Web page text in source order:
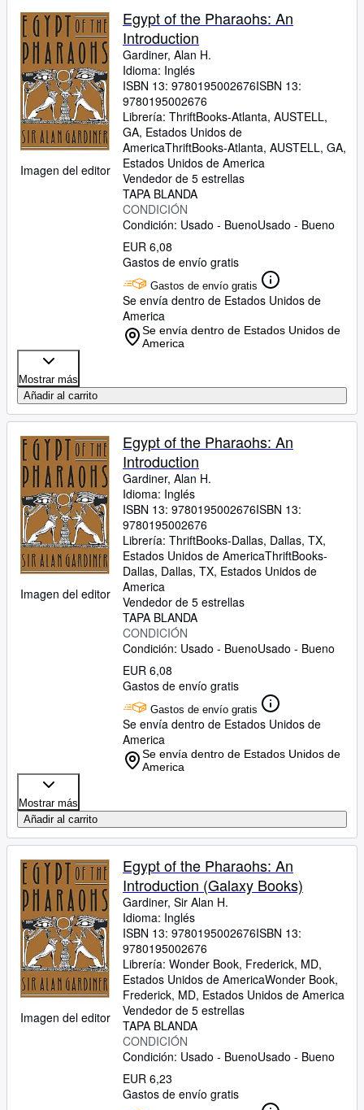
Imagen del editor
Egypt of the Pharaohs: An
Introduction
Gardiner, Alan H.
Idioma: Inglés
ISBN 13: 9780195002676ISBN 13:
9780195002676
Librería: ThriftBooks-Atlanta, AUSTELL,
GA, Estados Unidos de
AmericaThriftBooks-Atlanta, AUSTELL, GA,
Estados Unidos de America
Vendedor de 5 estrellas
TAPA BLANDA
CONDICIÓN
Condición: Usado - BuenoUsado - Bueno
EUR 6,08
Gastos de envío gratis
Gastos de envío gratis
Se envía dentro de Estados Unidos de
America
Se envía dentro de Estados Unidos de
America
Mostrar más
Añadir al carrito
Imagen del editor
Egypt of the Pharaohs: An
Introduction
Gardiner, Alan H.
Idioma: Inglés
ISBN 13: 9780195002676ISBN 13:
9780195002676
Librería: ThriftBooks-Dallas, Dallas, TX,
Estados Unidos de AmericaThriftBooks-
Dallas, Dallas, TX, Estados Unidos de
America
Vendedor de 5 estrellas
TAPA BLANDA
CONDICIÓN
Condición: Usado - BuenoUsado - Bueno
EUR 6,08
Gastos de envío gratis
Gastos de envío gratis
Se envía dentro de Estados Unidos de
America
Se envía dentro de Estados Unidos de
America
Mostrar más
Añadir al carrito
Imagen del editor
Egypt of the Pharaohs: An
Introduction (Galaxy Books)
Gardiner, Sir Alan H.
Idioma: Inglés
ISBN 13: 9780195002676ISBN 13:
9780195002676
Librería: Wonder Book, Frederick, MD,
Estados Unidos de AmericaWonder Book,
Frederick, MD, Estados Unidos de America
Vendedor de 5 estrellas
TAPA BLANDA
CONDICIÓN
Condición: Usado - BuenoUsado - Bueno
EUR 6,23
Gastos de envío gratis